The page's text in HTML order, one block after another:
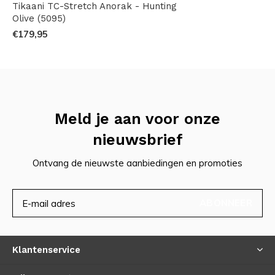
Tikaani TC-Stretch Anorak - Hunting
Olive (5095)
€179,95
Meld je aan voor onze
nieuwsbrief
Ontvang de nieuwste aanbiedingen en promoties
Klantenservice